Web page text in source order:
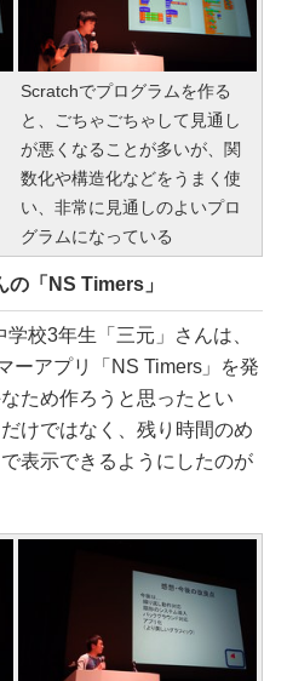
Scratchでプログラムを作る
と、ごちゃごちゃして見通し
が悪くなることが多いが、関
数化や構造化などをうまく使
い、非常に見通しのよいプロ
グラムになっている
「NS Timers」
校3年生「三元」さんは、
ーアプリ「NS Timers」を発
ため作ろうと思ったとい
けではなく、残り時間のめ
表示できるようにしたのが